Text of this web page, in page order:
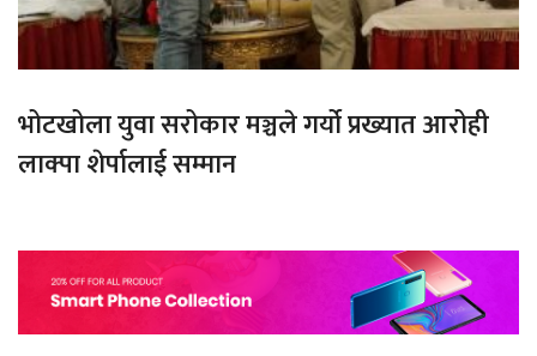
भोटखोला युवा सरोकार मञ्चले गर्यो प्रख्यात आरोही
लाक्पा शेर्पालाई सम्मान